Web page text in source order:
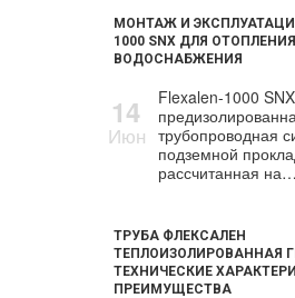
МОНТАЖ И ЭКСПЛУАТАЦИЯ
1000 SNX ДЛЯ
ВОДОСНАБЖЕНИЯ
14
Июн
Flexalen-1000
трубопроводная
подземной
рассчитанная на…
ТРУБА ФЛЕКСАЛЕН
ТЕПЛОИЗОЛИРОВАННАЯ
ТЕХНИЧЕСКИЕ
ПРЕИМУЩЕСТВА